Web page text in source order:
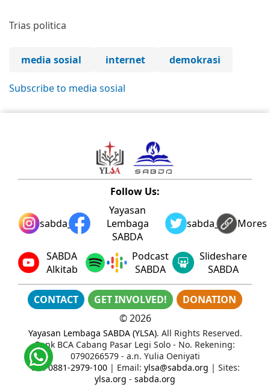
Trias politica
media sosial internet demokrasi
Subscribe to media sosial
Follow Us:
sabda_ylsa
Yayasan
Lembaga
SABDA
sabda_ylsaMores
SABDA
Alkitab
Podcast
SABDA
Slideshare
SABDA
CONTACT GET INVOLVED!
DONATION
©2026
Yayasan Lembaga SABDA (YLSA). All Rights Reserved.
Bank BCA Cabang Pasar Legi Solo - No. Rekening:
0790266579 - a.n. Yulia Oeniyati
WA:0881-2979-100| Email: ylsa@sabda.org | Sites:
ylsa.org - sabda.org